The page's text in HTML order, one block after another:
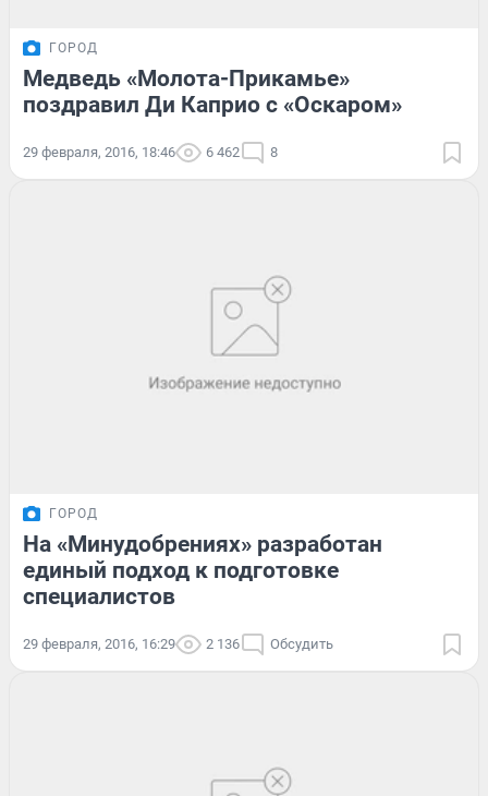
ГОРОД
Медведь «Молота-Прикамье»
поздравил Ди Каприо с «Оскаром»
29 февраля, 2016, 18:46 6 462 8
ГОРОД
На «Минудобрениях» разработан
единый подход к подготовке
специалистов
29 февраля, 2016, 16:29 2 136 Обсудить